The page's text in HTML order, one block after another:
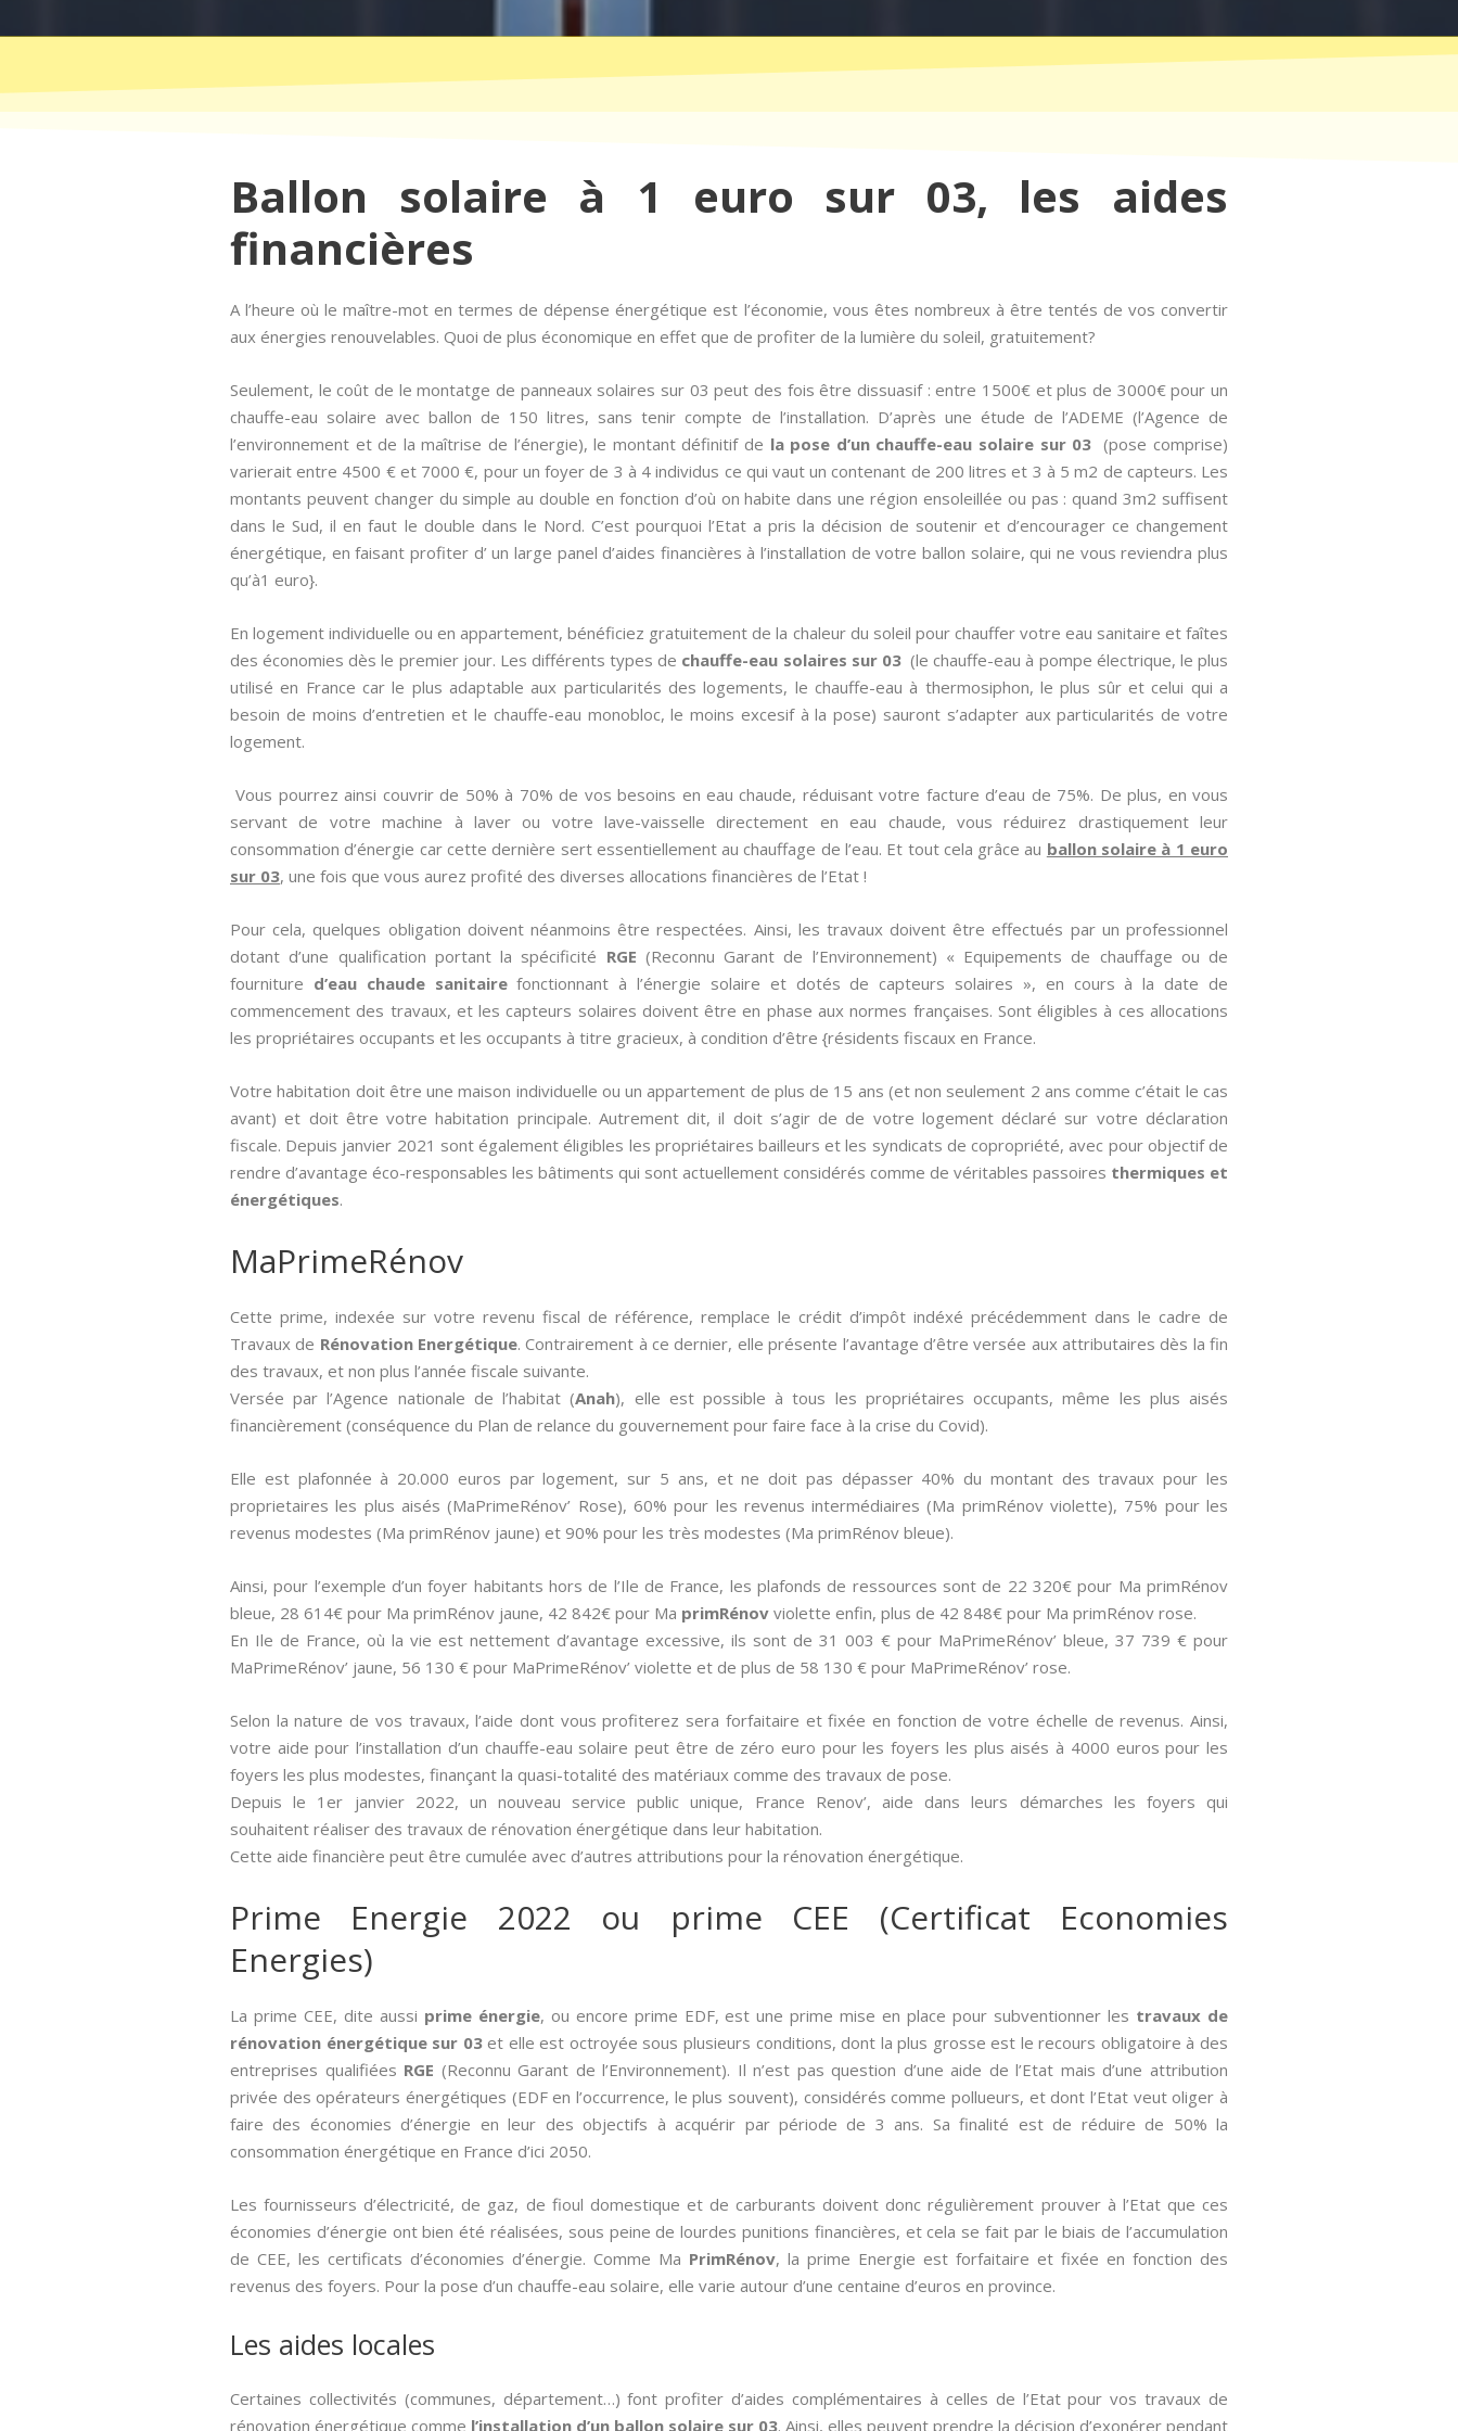
Ballon solaire à 1 euro sur 03, les aides
financières
A l’heure où le maître-mot en termes de dépense énergétique est l’économie, vous êtes nombreux à être tentés de vos convertir
aux énergies renouvelables. Quoi de plus économique en effet que de profiter de la lumière du soleil, gratuitement?
Seulement, le coût de le montatge de panneaux solaires sur 03 peut des fois être dissuasif : entre 1500€ et plus de 3000€ pour un
chauffe-eau solaire avec ballon de 150 litres, sans tenir compte de l’installation. D’après une étude de l’ADEME (l’Agence de
l’environnement et de la maîtrise de l’énergie), le montant définitif de la pose d’un chauffe-eau solaire sur 03 (pose comprise)
varierait entre 4500 € et 7000 €, pour un foyer de 3 à 4 individus ce qui vaut un contenant de 200 litres et 3 à 5 m2 de capteurs. Les
montants peuvent changer du simple au double en fonction d’où on habite dans une région ensoleillée ou pas : quand 3m2 suffisent
dans le Sud, il en faut le double dans le Nord. C’est pourquoi l’Etat a pris la décision de soutenir et d’encourager ce changement
énergétique, en faisant profiter d’ un large panel d’aides financières à l’installation de votre ballon solaire, qui ne vous reviendra plus
qu’à1 euro}.
En logement individuelle ou en appartement, bénéficiez gratuitement de la chaleur du soleil pour chauffer votre eau sanitaire et faîtes
des économies dès le premier jour. Les différents types de chauffe-eau solaires sur 03(le chauffe-eau à pompe électrique, le plus
utilisé en France car le plus adaptable aux particularités des logements, le chauffe-eau à thermosiphon, le plus sûr et celui qui a
besoin de moins d’entretien et le chauffe-eau monobloc, le moins excesif à la pose) sauront s’adapter aux particularités de votre
logement.
Vous pourrez ainsi couvrir de 50% à 70% de vos besoins en eau chaude, réduisant votre facture d’eau de 75%. De plus, en vous
servant de votre machine à laver ou votre lave-vaisselle directement en eau chaude, vous réduirez drastiquement leur
consommation d’énergie car cette dernière sert essentiellement au chauffage de l’eau. Et tout cela grâce au ballon solaire à 1 euro
sur 03, une fois que vous aurez profité des diverses allocations financières de l’Etat !
Pour cela, quelques obligation doivent néanmoins être respectées. Ainsi, les travaux doivent être effectués par un professionnel
dotant d’une qualification portant la spécificité RGE (Reconnu Garant de l’Environnement) « Equipements de chauffage ou de
fourniture d’eau chaude sanitairefonctionnant à l’énergie solaire et dotés de capteurs solaires », en cours à la date de
commencement des travaux, et les capteurs solaires doivent être en phase aux normes françaises. Sont éligibles à ces allocations
les propriétaires occupants et les occupants à titre gracieux, à condition d’être {résidents fiscaux en France.
Votre habitation doit être une maison individuelle ou un appartement de plus de 15 ans (et non seulement 2 ans comme c’était le cas
avant) et doit être votre habitation principale. Autrement dit, il doit s’agir de de votre logement déclaré sur votre déclaration
fiscale. Depuis janvier 2021 sont également éligibles les propriétaires bailleurs et les syndicats de copropriété, avec pour objectif de
rendre d’avantage éco-responsables les bâtiments qui sont actuellement considérés comme de véritables passoires thermiques et
énergétiques.
MaPrimeRénov
Cette prime, indexée sur votre revenu fiscal de référence, remplace le crédit d’impôt indéxé précédemment dans le cadre de
Travaux de Rénovation Energétique. Contrairement à ce dernier, elle présente l’avantage d’être versée aux attributaires dès la fin
des travaux, et non plus l’année fiscale suivante.
Versée par l’Agence nationale de l’habitat (Anah), elle est possible à tous les propriétaires occupants, même les plus aisés
financièrement (conséquence du Plan de relance du gouvernement pour faire face à la crise du Covid).
Elle est plafonnée à 20.000 euros par logement, sur 5 ans, et ne doit pas dépasser 40% du montant des travaux pour les
proprietaires les plus aisés (MaPrimeRénov’ Rose), 60% pour les revenus intermédiaires (Ma primRénov violette), 75% pour les
revenus modestes (Ma primRénov jaune) et 90% pour les très modestes (Ma primRénov bleue).
Ainsi, pour l’exemple d’un foyer habitants hors de l’Ile de France, les plafonds de ressources sont de 22 320€ pour Ma primRénov
bleue, 28 614€ pour Ma primRénov jaune, 42 842€ pour Ma primRénov violette enfin, plus de 42 848€ pour Ma primRénov rose.
En Ile de France, où la vie est nettement d’avantage excessive, ils sont de 31 003 € pour MaPrimeRénov’ bleue, 37 739 € pour
MaPrimeRénov’ jaune, 56 130 € pour MaPrimeRénov’ violette et de plus de 58 130 € pour MaPrimeRénov’ rose.
Selon la nature de vos travaux, l’aide dont vous profiterez sera forfaitaire et fixée en fonction de votre échelle de revenus. Ainsi,
votre aide pour l’installation d’un chauffe-eau solaire peut être de zéro euro pour les foyers les plus aisés à 4000 euros pour les
foyers les plus modestes, finançant la quasi-totalité des matériaux comme des travaux de pose.
Depuis le 1er janvier 2022, un nouveau service public unique, France Renov’, aide dans leurs démarches les foyers qui
souhaitent réaliser des travaux de rénovation énergétique dans leur habitation.
Cette aide financière peut être cumulée avec d’autres attributions pour la rénovation énergétique.
Prime Energie 2022 ou prime CEE (Certificat Economies
Energies)
La prime CEE, dite aussi­ prime énergie, ou encore prime EDF, est une prime mise en place pour subventionner les travaux de
rénovation énergétique sur 03et elle est octroyée sous plusieurs conditions, dont la plus grosse est le recours obligatoire à des
entreprises qualifiées RGE (Reconnu Garant de l’Environnement). Il n’est pas question d’une aide de l’Etat mais d’une attribution
privée des opérateurs énergétiques (EDF en l’occurrence, le plus souvent), considérés comme pollueurs, et dont l’Etat veut oliger à
faire des économies d’énergie en leur des objectifs à acquérir par période de 3 ans. Sa finalité est de réduire de 50% la
consommation énergétique en France d’ici 2050.
Les fournisseurs d’électricité, de gaz, de fioul domestique et de carburants doivent donc régulièrement prouver à l’Etat que ces
économies d’énergie ont bien été réalisées, sous peine de lourdes punitions financières, et cela se fait par le biais de l’accumulation
de CEE, les certificats d’économies d’énergie. Comme Ma PrimRénov, la prime Energie est forfaitaire et fixée en fonction des
revenus des foyers. Pour la pose d’un chauffe-eau solaire, elle varie autour d’une centaine d’euros en province.
Les aides locales
Certaines collectivités (communes, département…) font profiter d’aides complémentaires à celles de l’Etat pour vos travaux de
rénovation énergétique comme l’installation d’un ballon solaire sur 03. Ainsi, elles peuvent prendre la décision d’exonérer pendant